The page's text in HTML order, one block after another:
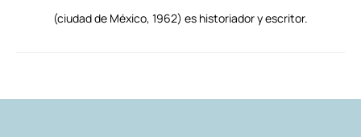
(ciudad de México, 1962) es historiador y escritor.